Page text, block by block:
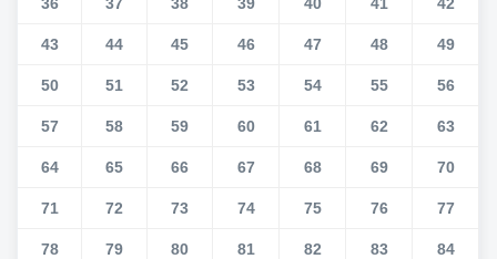
43 44 45 46 47 48 49
50 51 52 53 54 55 56
57 58 59 60 61 62 63
64 65 66 67 68 69 70
71 72 73 74 75 76 77
78 79 80 81 82 83 84